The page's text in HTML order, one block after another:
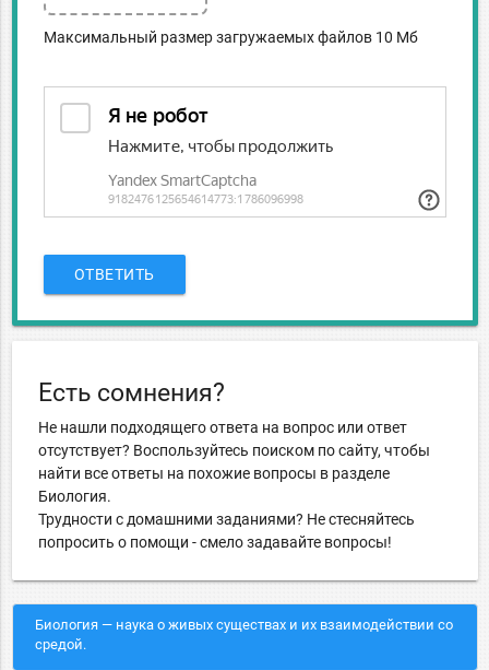
Максимальный размер загружаемых файлов 10 Мб
ОТВЕТИТЬ
Есть сомнения?
Не нашли подходящего ответа на вопрос или ответ
отсутствует? Воспользуйтесь поиском по сайту, чтобы
найти все ответы на похожие вопросы в разделе
Биология.
Трудности с домашними заданиями? Не стесняйтесь
попросить о помощи - смело задавайте вопросы!
Биология — наука о живых существах и их взаимодействии со
средой.